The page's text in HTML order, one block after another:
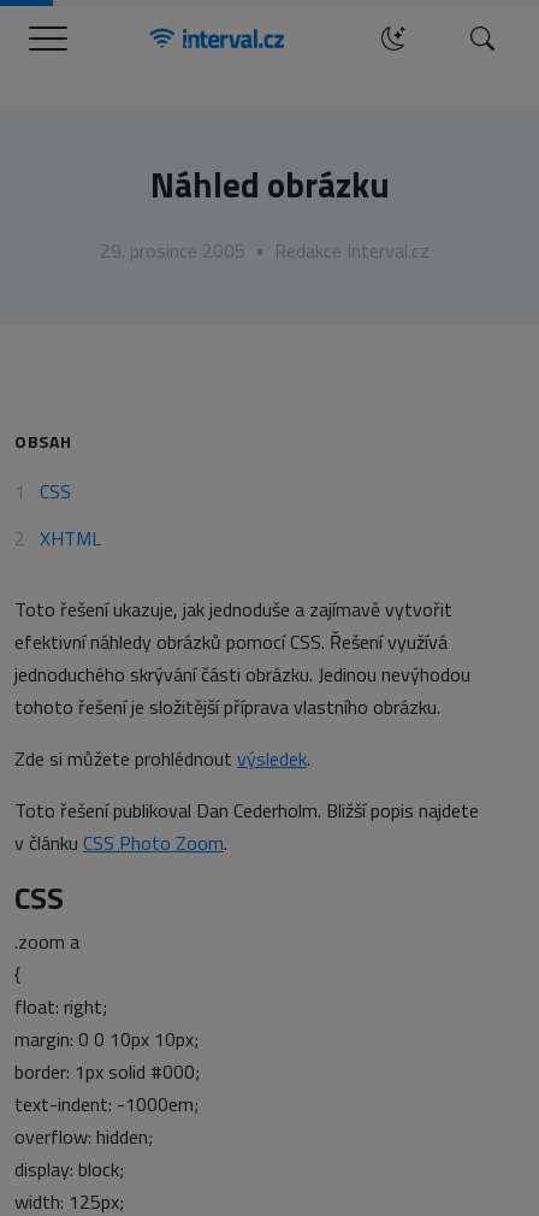
Menu Hledat
Náhled obrázku
29. prosince 2005 • Redakce Interval.cz
OBSAH
CSS
XHTML
Toto řešení ukazuje, jak jednoduše a zajímavě vytvořit
efektivní náhledy obrázků pomocí CSS. Řešení využívá
jednoduchého skrývání části obrázku. Jedinou nevýhodou
tohoto řešení je složitější příprava vlastního obrázku.
Zde si můžete prohlédnout výsledek.
Toto řešení publikoval Dan Cederholm. Bližší popis najdete
v článku CSS Photo Zoom.
CSS
.zoom a
{
float: right;
margin: 0 0 10px 10px;
border: 1px solid #000;
text-indent: -1000em;
overflow: hidden;
display: block;
width: 125px;